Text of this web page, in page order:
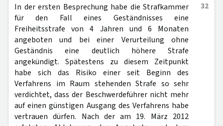
32
In der ersten Besprechung habe die Strafkammer
für den Fall eines Geständnisses eine
Freiheitsstrafe von 4 Jahren und 6 Monaten
angeboten und bei einer Verurteilung ohne
Geständnis eine deutlich höhere Strafe
angekündigt. Spätestens zu diesem Zeitpunkt
habe sich das Risiko einer seit Beginn des
Verfahrens im Raum stehenden Strafe so sehr
verdichtet, dass der Beschwerdeführer nicht mehr
auf einen günstigen Ausgang des Verfahrens habe
vertrauen dürfen. Nach der am 19. März 2012